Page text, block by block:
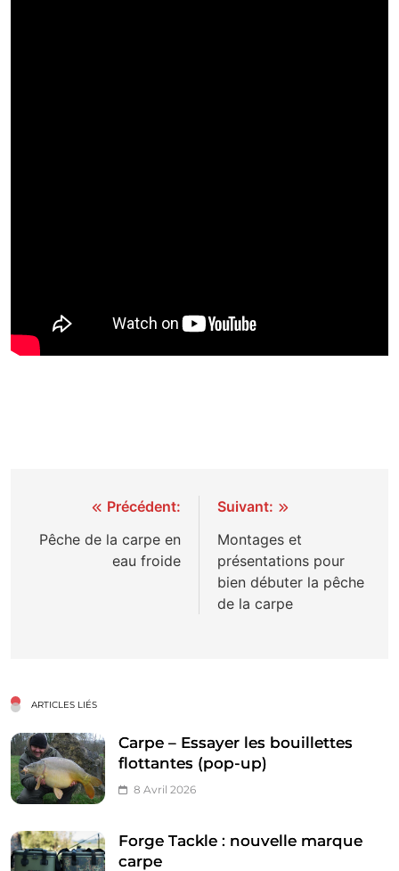
Navigation
de
Précédent:
Pêche de la carpe en
eau froide
Suivant:
Montages et
présentations pour
bien débuter la pêche
de la carpe
ARTICLES LIÉS
Carpe – Essayer les bouillettes
flottantes (pop-up)
8 Avril 2026
Forge Tackle : nouvelle marque
carpe